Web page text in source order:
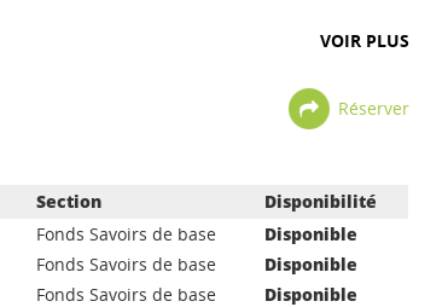
VOIR PLUS
Réserver
Section
Disponibilité
Fonds Savoirs de base
Disponible
Fonds Savoirs de base
Disponible
Fonds Savoirs de base Disponible